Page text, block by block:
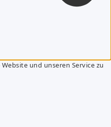
und unseren Service zu